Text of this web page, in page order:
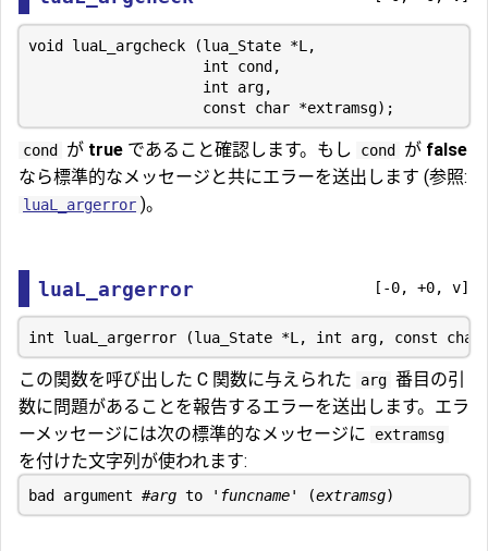
void luaL_argcheck (lua_State *L,
                    int cond,
                    int arg,
cond が true であること確認します。もし cond が false
なら標準的なメッセージと共にエラーを送出します (参照:
luaL_argerror )。
luaL_argerror [-0, +0, v]
この関数を呼び出した C 関数に与えられた arg 番目の引
数に問題があることを報告するエラーを送出します。エラ
ーメッセージには次の標準的なメッセージに
extramsg
を付けた文字列が使われます:
bad argument #arg to ' funcname' (extramsg